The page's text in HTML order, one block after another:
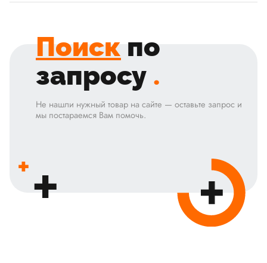
Поиск по
запросу .
Не нашли нужный товар на сайте — оставьте запрос и
мы постараемся Вам помочь.